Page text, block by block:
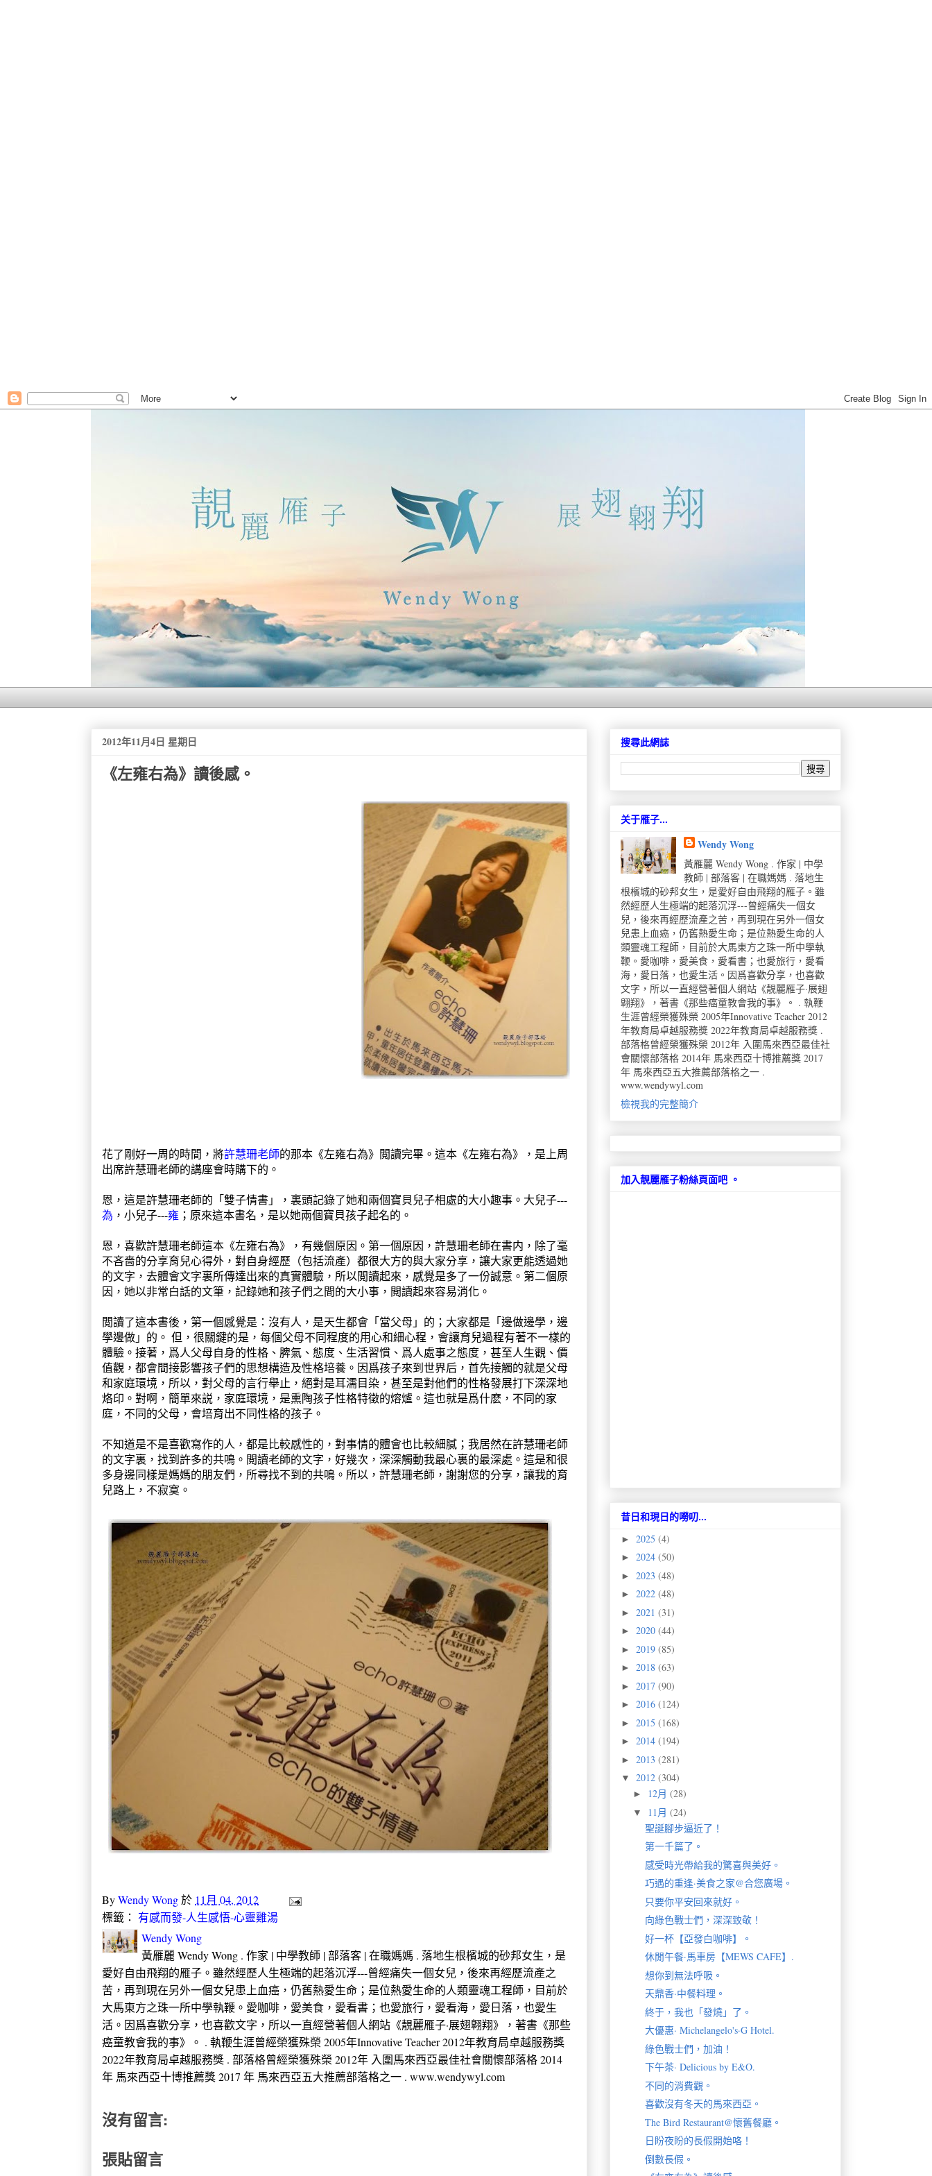
2012年11月4日 星期日
《左雍右為》讀後感。
花了剛好一周的時間，將許慧珊老師的那本《左雍右為》閲讀完畢。這本《左雍右為》，是上周
出席許慧珊老師的講座會時購下的。
恩，這是許慧珊老師的「雙子情書」，裏頭記錄了她和兩個寶貝兒子相處的大小趣事。大兒子---
為 ，小兒子---雍 ；原來這本書名，是以她兩個寶貝孩子起名的。
恩，喜歡許慧珊老師這本《左雍右為》，有幾個原因。第一個原因，許慧珊老師在書内，除了毫
不吝嗇的分享育兒心得外，對自身經歷（包括流產）都很大方的與大家分享，讓大家更能透過她
的文字，去體會文字裏所傳達出來的真實體驗，所以閲讀起來，感覺是多了一份誠意。第二個原
因，她以非常白話的文筆，記錄她和孩子們之間的大小事，閲讀起來容易消化。
閲讀了這本書後，第一個感覺是：沒有人，是天生都會「當父母」的；大家都是「邊做邊學，邊
學邊做」的。 但，很關鍵的是，每個父母不同程度的用心和細心程，會讓育兒過程有著不一樣的
體驗。接著，爲人父母自身的性格、脾氣、態度、生活習慣、爲人處事之態度，甚至人生觀、價
值觀，都會間接影響孩子們的思想構造及性格培養。因爲孩子來到世界后，首先接觸的就是父母
和家庭環境，所以，對父母的言行舉止，絕對是耳濡目染，甚至是對他們的性格發展打下深深地
烙印。對啊，簡單來説，家庭環境，是熏陶孩子性格特徵的熔爐。這也就是爲什麽，不同的家
庭，不同的父母，會培育出不同性格的孩子。
不知道是不是喜歡寫作的人，都是比較感性的，對事情的體會也比較細膩；我居然在許慧珊老師
的文字裏，找到許多的共鳴。閲讀老師的文字，好幾次，深深觸動我最心裏的最深處。這是和很
多身邊同樣是媽媽的朋友們，所尋找不到的共鳴。所以，許慧珊老師，謝謝您的分享，讓我的育
兒路上，不寂寞。
ByWendy Wong於 11月 04, 2012
標籤： 有感而發-人生感悟-心靈雞湯
Wendy Wong
黃雁麗 Wendy Wong . 作家 | 中學教師 | 部落客 | 在職媽媽 . 落地生根檳城的砂邦女生，是
愛好自由飛翔的雁子。雖然經歷人生極端的起落沉浮---曾經痛失一個女兒，後來再經歷流產之
苦，再到現在另外一個女兒患上血癌，仍舊熱愛生命；是位熱愛生命的人類靈魂工程師，目前於
大馬東方之珠一所中學執鞭。愛咖啡，愛美食，愛看書；也愛旅行，愛看海，愛日落，也愛生
活。因爲喜歡分享，也喜歡文字，所以一直經營著個人網站《靚麗雁子·展翅翺翔》，著書《那些
癌童教會我的事》。 . 執鞭生涯曾經榮獲殊榮 2005年Innovative Teacher 2012年教育局卓越服務獎
2022年教育局卓越服務獎 . 部落格曾經榮獲殊榮 2012年 入圍馬來西亞最佳社會關懷部落格 2014
年 馬來西亞十博推薦獎 2017 年 馬來西亞五大推薦部落格之一 . www.wendywyl.com
沒有留言:
張貼留言
搜尋此網誌
关于雁子...
Wendy Wong
黃雁麗 Wendy Wong . 作家 | 中學
教師 | 部落客 | 在職媽媽 . 落地生
根檳城的砂邦女生，是愛好自由飛翔的雁子。雖
然經歷人生極端的起落沉浮---曾經痛失一個女
兒，後來再經歷流產之苦，再到現在另外一個女
兒患上血癌，仍舊熱愛生命；是位熱愛生命的人
類靈魂工程師，目前於大馬東方之珠一所中學執
鞭。愛咖啡，愛美食，愛看書；也愛旅行，愛看
海，愛日落，也愛生活。因爲喜歡分享，也喜歡
文字，所以一直經營著個人網站《靚麗雁子·展翅
翺翔》，著書《那些癌童教會我的事》。 . 執鞭
生涯曾經榮獲殊榮 2005年Innovative Teacher 2012
年教育局卓越服務獎 2022年教育局卓越服務獎 .
部落格曾經榮獲殊榮 2012年 入圍馬來西亞最佳社
會關懷部落格 2014年 馬來西亞十博推薦獎 2017
年 馬來西亞五大推薦部落格之一 .
www.wendywyl.com
檢視我的完整簡介
加入靚麗雁子粉絲頁面吧 。
昔日和現日的嘮叨...
► 2025 (4)
► 2024 (50)
► 2023 (48)
► 2022 (48)
► 2021 (31)
► 2020 (44)
► 2019 (85)
► 2018 (63)
► 2017 (90)
► 2016 (124)
► 2015 (168)
► 2014 (194)
► 2013 (281)
▼ 2012 (304)
► 12月 (28)
▼ 11月 (24)
聖誕腳步逼近了！
第一千篇了。
感受時光帶給我的驚喜與美好。
巧遇的重逢·美食之家@合您廣場。
只要你平安回來就好。
向綠色戰士們，深深致敬！
好一杯【亞發白咖啡】。
休閒午餐·馬車房【MEWS CAFE】.
想你到無法呼吸。
天鼎香·中餐料理。
終于，我也「發燒」了。
大優惠· Michelangelo's·G Hotel.
綠色戰士們，加油！
下午茶· Delicious by E&O.
不同的消費觀。
喜歡沒有冬天的馬來西亞。
The Bird Restaurant@懷舊餐廳。
日盼夜盼的長假開始咯！
倒數長假。